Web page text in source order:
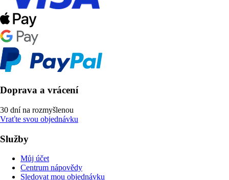
Doprava a vrácení
30 dní na rozmyšlenou
Vraťte svou objednávku
Služby
Můj účet
Centrum nápovědy
Sledovat mou objednávku